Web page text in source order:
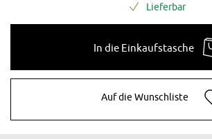
Lieferbar
In die Einkaufstasche
Auf die Wunschliste